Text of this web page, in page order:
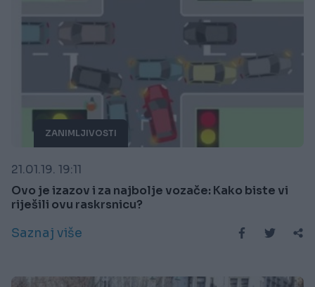
ZANIMLJIVOSTI
21.01.19. 19:11
Ovo je izazov i za najbolje vozače: Kako biste vi
riješili ovu raskrsnicu?
Saznaj više